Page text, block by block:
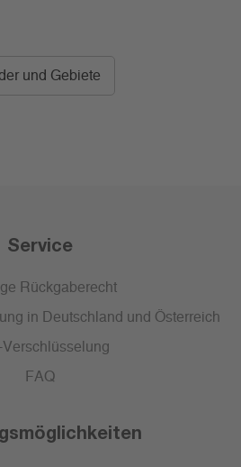
und Gebiete
Service
Rückgaberecht
in Deutschland und Österreich
Verschlüsselung
FAQ